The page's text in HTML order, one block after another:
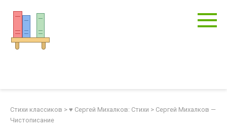
контенту
Стихи классиков > ♥ Сергей Михалков: Стихи > Сергей Михалков —
Чистописание